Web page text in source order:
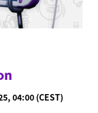
04:00 (CEST)